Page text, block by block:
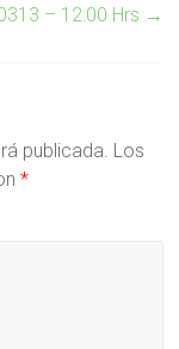
– 12:00 Hrs →
publicada. Los
*